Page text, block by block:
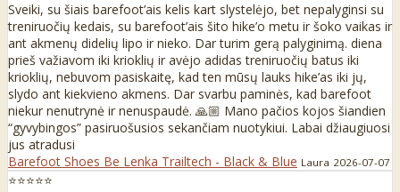
Sveiki, su šiais barefoot’ais kelis kart slystelėjo, bet nepalyginsi su
treniruočių kedais, su barefoot’ais šito hike’o metu ir šoko vaikas ir
ant akmenų didelių lipo ir nieko. Dar turim gerą palyginimą. diena
prieš važiavom iki krioklių ir avėjo adidas treniruočių batus iki
krioklių, nebuvom pasiskaitę, kad ten mūsų lauks hike’as iki jų,
slydo ant kiekvieno akmens. Dar svarbu paminės, kad barefoot
niekur nenutrynė ir nenuspaudė. 🙏🏼 Mano pačios kojos šiandien
“gyvybingos” pasiruošusios sekančiam nuotykiui. Labai džiaugiuosi
jus atradusi
Barefoot Shoes Be Lenka Trailtech - Black & Blue Laura 2026-07-07
⭐⭐⭐⭐⭐